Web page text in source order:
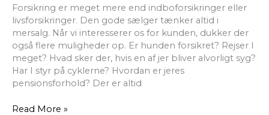
Forsikring er meget mere end indboforsikringer eller
livsforsikringer. Den gode sælger tænker altid i
mersalg. Når vi interesserer os for kunden, dukker der
også flere muligheder op. Er hunden forsikret? Rejser I
meget? Hvad sker der, hvis en af jer bliver alvorligt syg?
Har I styr på cyklerne? Hvordan er jeres
pensionsforhold? Der er altid
Read More »